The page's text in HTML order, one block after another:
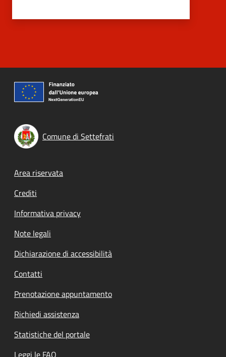
Comune di Settefrati
Footer menu
Area riservata
Crediti
Informativa privacy
Note legali
Dichiarazione di accessibilità
Contatti
Prenotazione appuntamento
Richiedi assistenza
Statistiche del portale
Leggi le FAQ